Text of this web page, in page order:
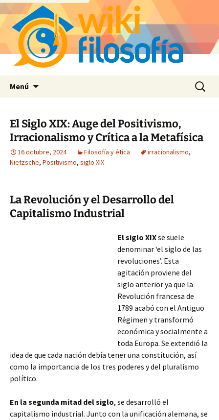
Menú Buscar:
El Siglo XIX: Auge del Positivismo,
Irracionalismo y Crítica a la Metafísica
16 octubre, 2024 Filosofía y ética irracionalismo,
Nietzsche, Positivismo, siglo XIX
La Revolución y el Desarrollo del
Capitalismo Industrial
El siglo XIXse suele
denominar ‘el siglo de las
revoluciones’. Esta
agitación proviene del
siglo anterior ya que la
Revolución francesa de
1789 acabó con el Antiguo
Régimen y transformó
económica y socialmente a
toda Europa. Se extendió la
idea de que cada nación debía tener una constitución, así
como la importancia de los tres poderes y del pluralismo
político.
En la segunda mitad del siglo, se desarrolló el
capitalismo industrial. Junto con la unificación alemana, se